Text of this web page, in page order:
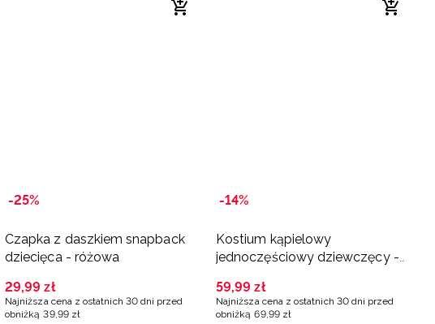
-25%
Czapka z daszkiem snapback
dziecięca - różowa
29,99 zł
Najniższa cena z ostatnich 30 dni przed
obniżką 39,99 zł
-14%
Kostium kąpielowy
jednoczęściowy dziewczęcy -
59,99 zł
Najniższa cena z ostatnich 30 dni przed
obniżką 69,99 zł